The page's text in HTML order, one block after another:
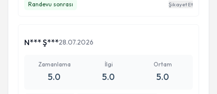
insani yönünüz takdire şayan. Sadece başarılı bir
hekim değil, aynı zamanda hastasına moral
veren, güven aşılayan örnek bir doktorsunuz.
Randevu sonrası Şikayet Et
N*** Ş***28.07.2026
Zamanlama
5.0
İlgi
5.0
Ortam
5.0